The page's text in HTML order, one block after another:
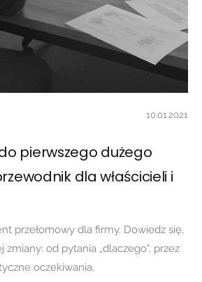
10.01.2021
pierwszego dużego
dla właścicieli i
przełomowy dla firmy. Dowiedz się,
od pytania „dlaczego", przez
oczekiwania.